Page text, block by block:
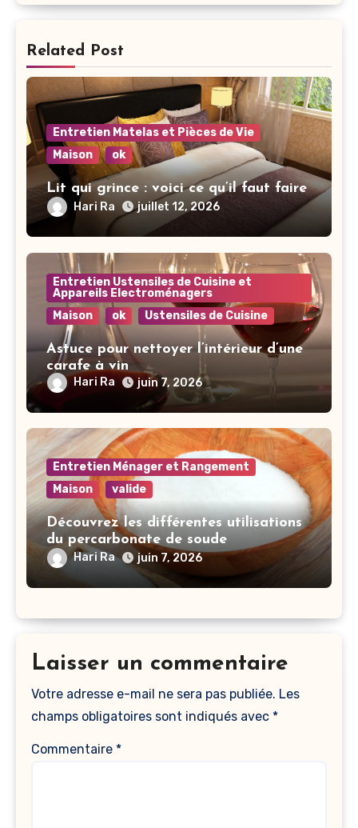
Related Post
Entretien Matelas et Pièces de Vie
Maison
ok
Lit qui grince : voici ce qu’il faut faire
Hari Ra juillet 12, 2026
Entretien Ustensiles de Cuisine et
Appareils Electroménagers
Maison
ok Ustensiles de Cuisine
Astuce pour nettoyer l’intérieur d’une
carafe à vin
Hari Ra juin 7, 2026
Entretien Ménager et Rangement
Maison
valide
Découvrez les différentes utilisations
du percarbonate de soude
Hari Ra juin 7, 2026
Laisser un commentaire
Votre adresse e-mail ne sera pas publiée. Les
champs obligatoires sont indiqués avec *
Commentaire *